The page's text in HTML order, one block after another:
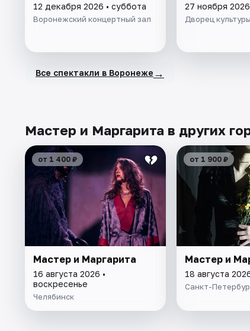
12 декабря 2026 • суббота
Воронежский концертный зал
27 ноября
Дворец культуры
Все спектакли в Воронеже →
Мастер и Маргарита в других
от 1 400 ₽
Мастер и Маргарита
16 августа 2026 •
воскресенье
Челябинск
от 1 900 ₽
Мастер и
18 августа
Санкт-